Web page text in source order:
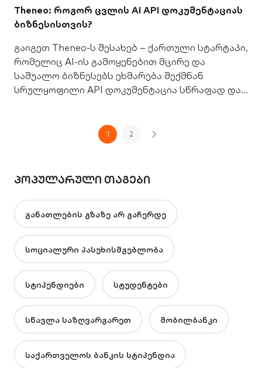
Theneo: როგორ ცვლის AI API დოკუმენტაციას
ბიზნესისთვის?
გაიგეთ Theneo-ს შესახებ – ქართული სტარტაპი,
რომელიც AI-ის გამოყენებით მცირე და
საშუალო ბიზნესებს ეხმარება შექმნან
სრულყოფილი API დოკუმენტაცია სწრაფად და
1 2
ᲞᲝᲞᲣᲚᲐᲠᲣᲚᲘ ᲗᲐᲒᲔᲑᲘ
განათლების გზაზე არ გაჩერდე
სოციალური პასუხისმგებლობა
სტიპენდიები სტუდენტები
სწავლა საზღვარგარეთ მობილბანკი
საქართველოს ბანკის სტიპენდია